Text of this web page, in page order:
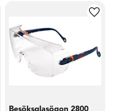
till i favoriter